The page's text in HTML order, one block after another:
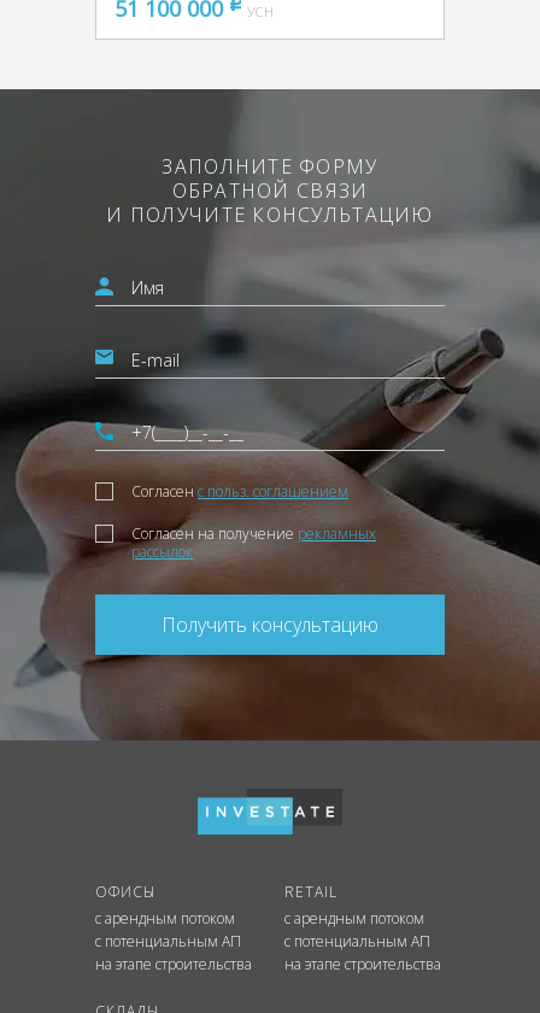
51 100 000 pуб
УСН
ЗАПОЛНИТЕ ФОРМУ
ОБРАТНОЙ СВЯЗИ
И ПОЛУЧИТЕ КОНСУЛЬТАЦИЮ
Согласен с польз. соглашением
Согласен на получение рекламных
рассылок
Получить консультацию
ОФИСЫ
с арендным потоком
с потенциальным АП
на этапе строительства
RETAIL
с арендным потоком
с потенциальным АП
на этапе строительства